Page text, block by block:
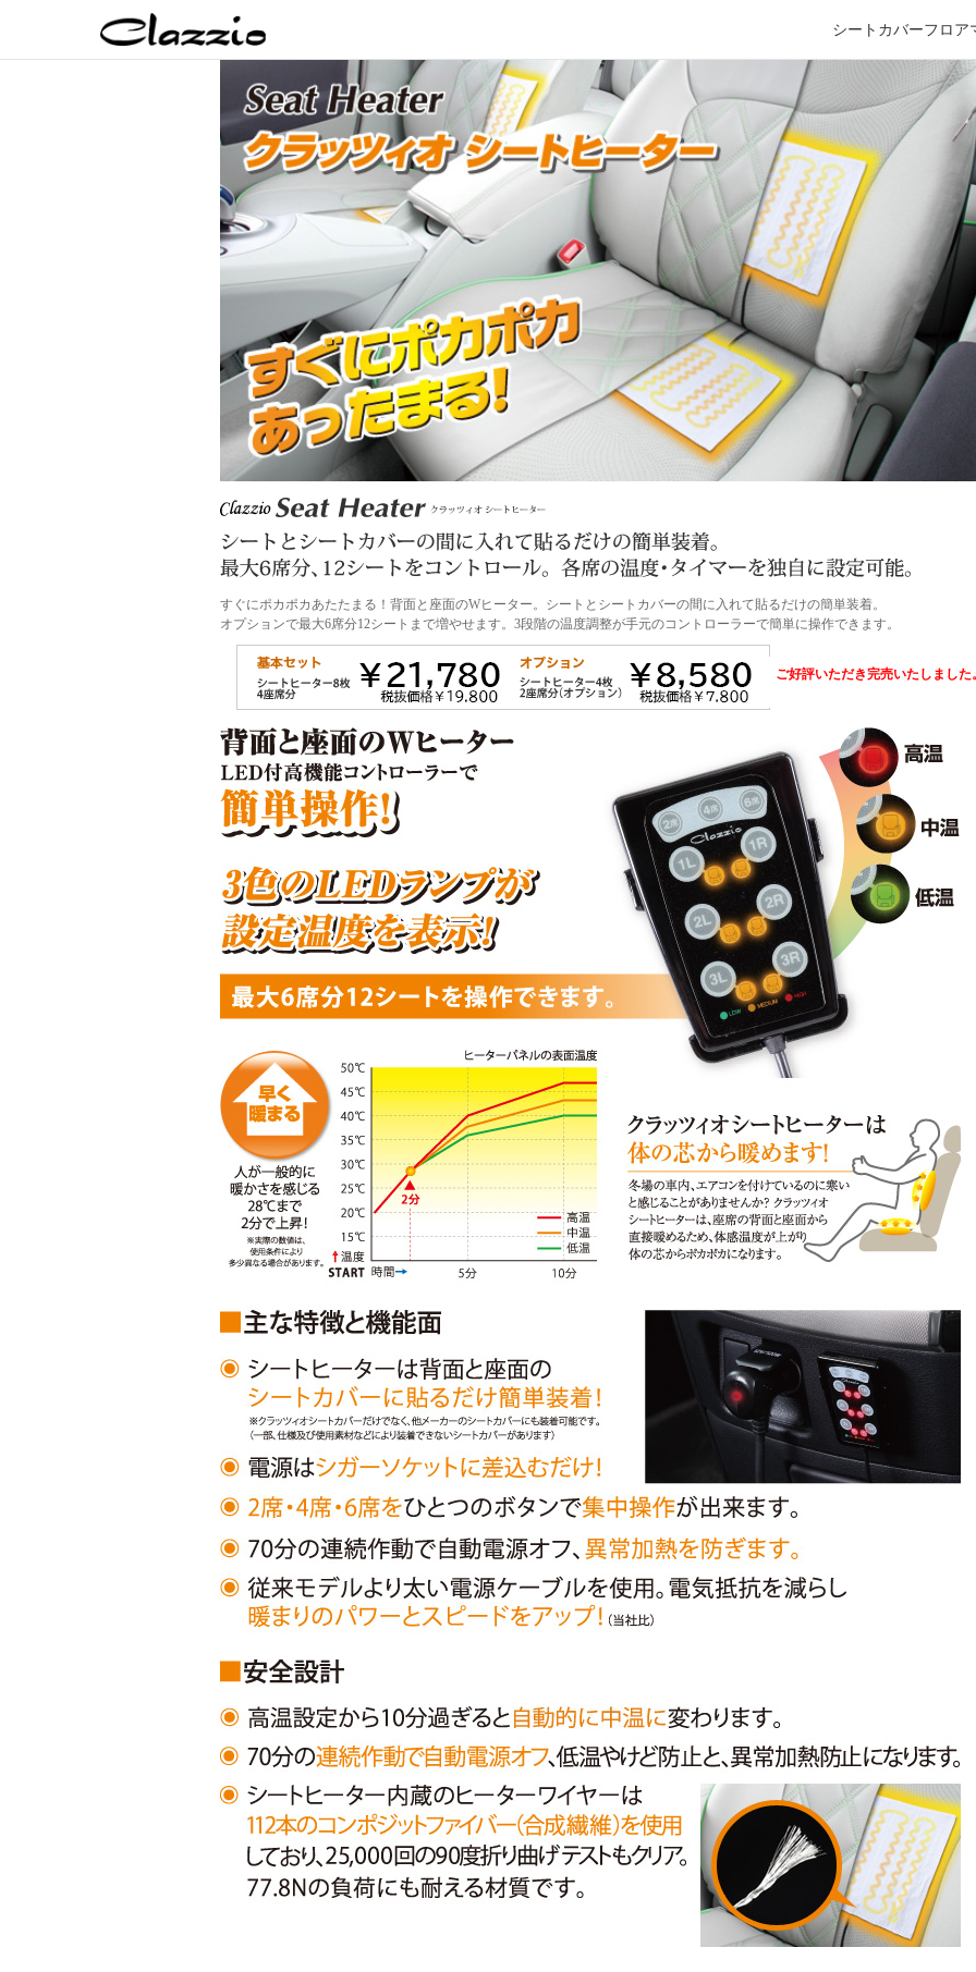
シートカバーフロア
すぐにポカポカあたたまる！背面と座面のWヒーター。シートとシートカバーの間に入れて貼るだけの簡単装着。
オプションで最大6席分12シートまで増やせます。3段階の温度調整が手元のコントローラーで簡単に操作できます。
ご好評いただき完売いたしました